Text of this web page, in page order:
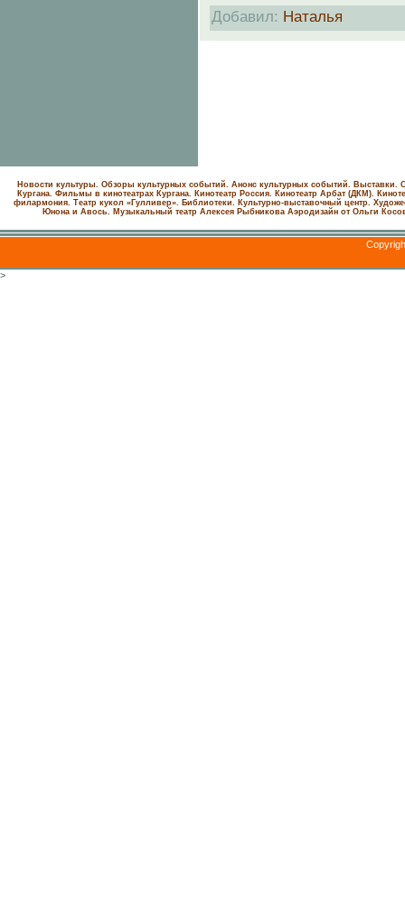
Добавил: Наталья
Новости культуры. Обзоры культурных событий. Анонс культурных событий. Выставки.
Кургана. Фильмы в кинотеатрах Кургана.
Кинотеатр Россия. Кинотеатр Арбат (ДКМ).
филармония. Театр кукол «Гулливер». Библиотеки. Культурно-выставочный центр.
Юнона и Авось. Музыкальный театр Алексея Рыбникова Аэродизайн от Ольги
>